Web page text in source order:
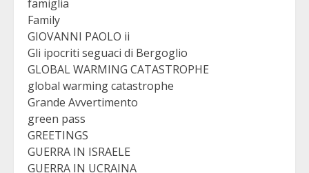
famiglia
Family
GIOVANNI PAOLO ii
Gli ipocriti seguaci di Bergoglio
GLOBAL WARMING CATASTROPHE
global warming catastrophe
Grande Avvertimento
green pass
GREETINGS
GUERRA IN ISRAELE
GUERRA IN UCRAINA